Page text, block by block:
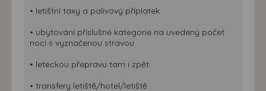
• letištní taxy a palivový příplatek
• ubytování příslušné kategorie na uvedený počet
nocí s vyznačenou stravou
• leteckou přepravu tam i zpět
• transfery letiště/hotel/letiště